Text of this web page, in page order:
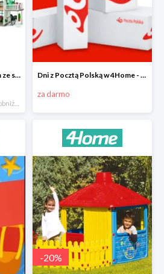
-37% na Schleich Duży dom ze stajnią i akcesoriami 96 cm
*najniższa cena z 30 dni przed obniżką
Dni z Pocztą Polską w 4Home - darmowa dostawa
za darmo
-20%